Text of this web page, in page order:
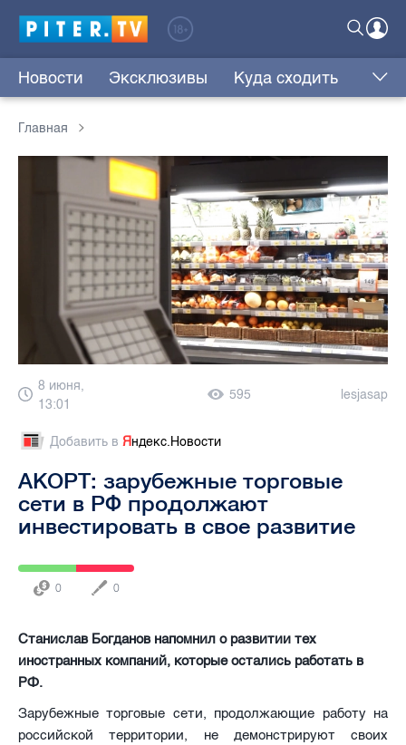
Новости Эксклюзивы Куда сходить
Главная
8 июня,
13:01
595 lesjasap
Добавить в Яндекс.Новости
АКОРТ: зарубежные торговые
сети в РФ продолжают
инвестировать в свое развитие
0 0
Станислав Богданов напомнил о развитии тех
иностранных компаний, которые остались работать в
РФ.
Зарубежные торговые сети, продолжающие работу на
российской территории, не демонстрируют своих